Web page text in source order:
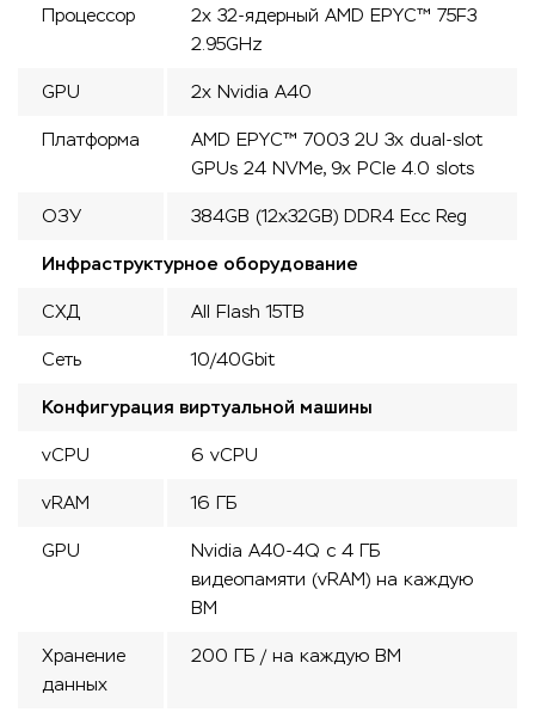
Процессор
2х 32-ядерный AMD EPYC™ 75F3
2.95GHz
GPU 2x Nvidia A40
Платформа
AMD EPYC™ 7003 2U 3x dual-slot
GPUs 24 NVMe, 9x PCIe 4.0 slots
ОЗУ 384GB (12x32GB) DDR4 Ecc Reg
Инфраструктурное оборудование
СХД All Flash 15TB
Сеть 10/40Gbit
Конфигурация виртуальной машины
vCPU 6 vCPU
vRAM 16 ГБ
GPU
Nvidia A40-4Q с 4 ГБ
видеопамяти (vRAM) на каждую
ВМ
Хранение
данных
200 ГБ / на каждую ВМ